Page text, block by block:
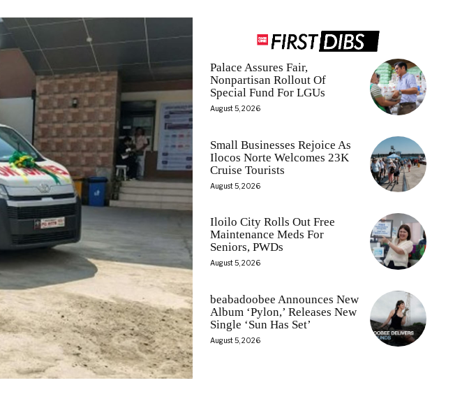
Palace Assures Fair,
Nonpartisan Rollout Of
Special Fund For LGUs
August 5, 2026
Small Businesses Rejoice As
Ilocos Norte Welcomes 23K
Cruise Tourists
August 5, 2026
Iloilo City Rolls Out Free
Maintenance Meds For
Seniors, PWDs
August 5, 2026
beabadoobee Announces New
Album ‘Pylon,’ Releases New
Single ‘Sun Has Set’
August 5, 2026